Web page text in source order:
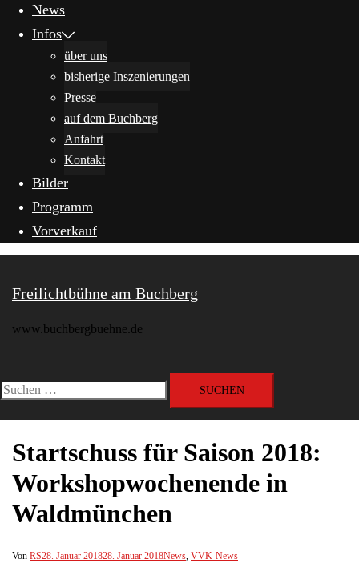
News
Infos
über uns
bisherige Inszenierungen
Presse
auf dem Buchberg
Anfahrt
Kontakt
Bilder
Programm
Vorverkauf
Freilichtbühne am Buchberg
www.buchbergbuehne.de
umschalten
Suchen
Startschuss für Saison 2018:
Workshopwochenende in
Waldmünchen
Von RS28. Januar 201828. Januar 2018News, VVK-News